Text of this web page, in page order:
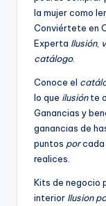
la mujer como
Conviértete en
Experta Ilusión,
catálogo.
Conoce el
lo que ilusiónte
Ganancias y
ganancias de
puntos porcada
realices.
Kits de negocio
interior Ilusion